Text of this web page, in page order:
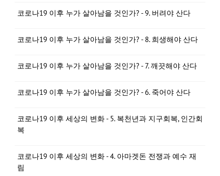
코로나19 이후 누가 살아남을 것인가? - 9. 버려야 산다
코로나19 이후 누가 살아남을 것인가? - 8. 희생해야 산다
코로나19 이후 누가 살아남을 것인가? - 7. 깨끗해야 산다
코로나19 이후 누가 살아남을 것인가? - 6. 죽어야 산다
코로나19 이후 세상의 변화 - 5. 복천년과 지구회복, 인간회
복
코로나19 이후 세상의 변화 - 4. 아마겟돈 전쟁과 예수 재
림